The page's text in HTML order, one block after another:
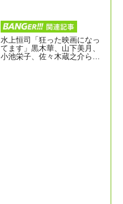
水上恒司「狂った映画になっ
てます」黒木華、山下美月、
小池栄子、佐々木蔵之介ら豪